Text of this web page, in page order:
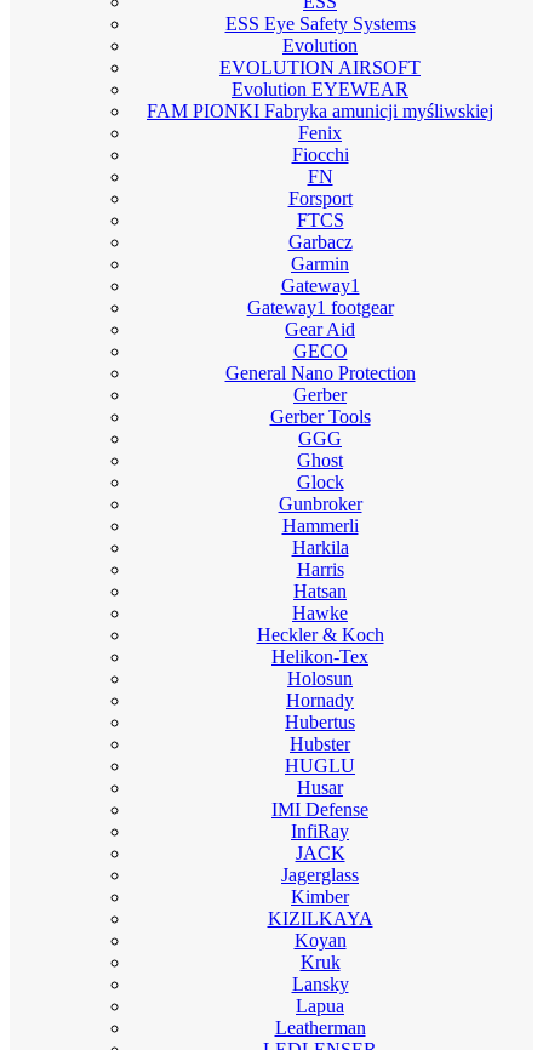
ESS Eye Safety Systems
Evolution
EVOLUTION AIRSOFT
Evolution EYEWEAR
FAM PIONKI Fabryka amunicji myśliwskiej
Fenix
Fiocchi
FN
Forsport
FTCS
Garbacz
Garmin
Gateway1
Gateway1 footgear
Gear Aid
GECO
General Nano Protection
Gerber
Gerber Tools
GGG
Ghost
Glock
Gunbroker
Hammerli
Harkila
Harris
Hatsan
Hawke
Heckler & Koch
Helikon-Tex
Holosun
Hornady
Hubertus
Hubster
HUGLU
Husar
IMI Defense
InfiRay
JACK
Jagerglass
Kimber
KIZILKAYA
Koyan
Kruk
Lansky
Lapua
Leatherman